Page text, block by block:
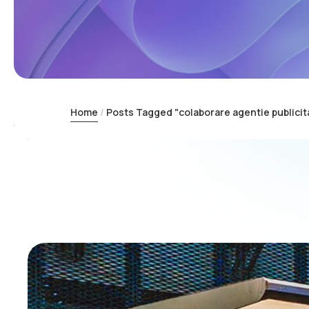
Home Posts Tagged "colaborare agentie